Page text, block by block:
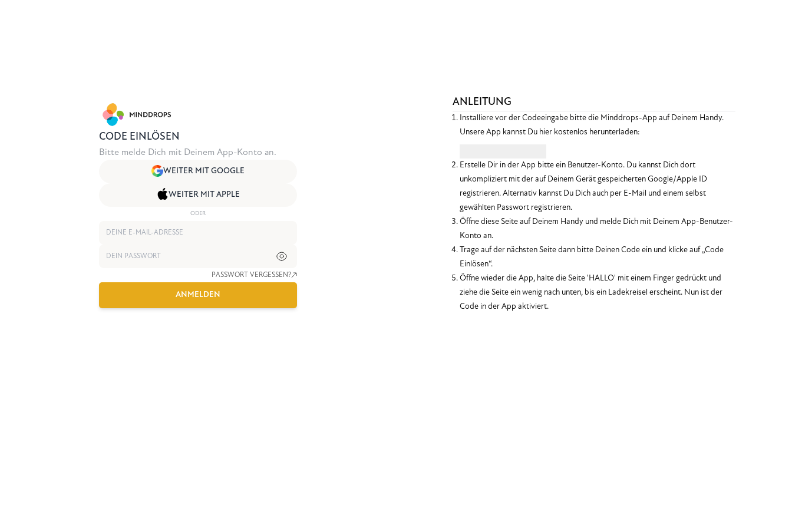
CODE EINLÖSEN
Bitte melde Dich mit Deinem App-Konto an.
WEITER MIT GOOGLE
WEITER MIT APPLE
ODER
PASSWORT VERGESSEN?
ANMELDEN
ANLEITUNG
Installiere vor der Codeeingabe bitte die Minddrops-App auf Deinem Handy.
Unsere App kannst Du hier kostenlos herunterladen:
Erstelle Dir in der App bitte ein Benutzer-Konto. Du kannst Dich dort
unkompliziert mit der auf Deinem Gerät gespeicherten Google/Apple ID
registrieren. Alternativ kannst Du Dich auch per E-Mail und einem selbst
gewählten Passwort registrieren.
Öffne diese Seite auf Deinem Handy und melde Dich mit Deinem App-Benutzer-
Konto an.
Trage auf der nächsten Seite dann bitte Deinen Code ein und klicke auf „Code
Einlösen“.
Öffne wieder die App, halte die Seite 'HALLO' mit einem Finger gedrückt und
ziehe die Seite ein wenig nach unten, bis ein Ladekreisel erscheint. Nun ist der
Code in der App aktiviert.